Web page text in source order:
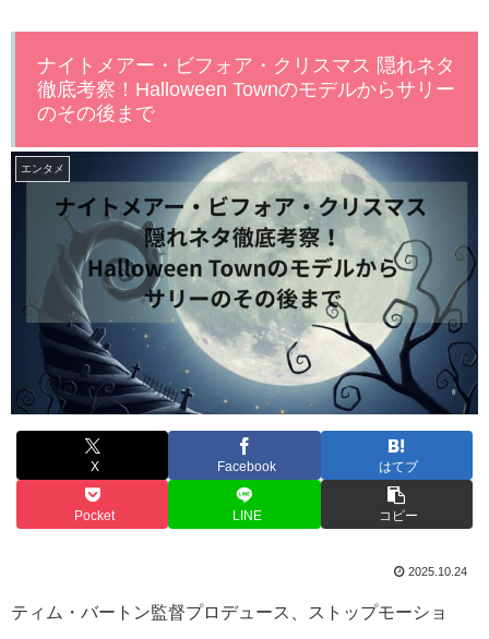
ナイトメアー・ビフォア・クリスマス 隠れネタ
徹底考察！Halloween Townのモデルからサリー
のその後まで
エンタメ
X Facebook はてブ
Pocket LINE コピー
2025.10.24
ティム・バートン監督プロデュース、ストップモーショ